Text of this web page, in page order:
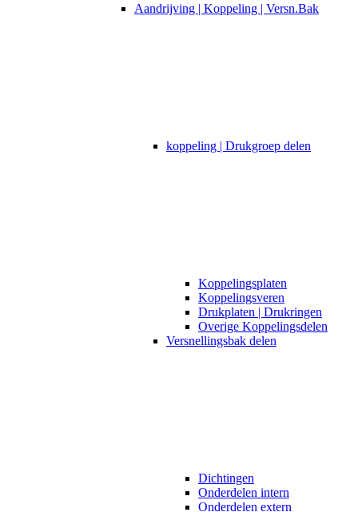
Aandrijving | Koppeling | Versn.Bak
koppeling | Drukgroep delen
Koppelingsplaten
Koppelingsveren
Drukplaten | Drukringen
Overige Koppelingsdelen
Versnellingsbak delen
Dichtingen
Onderdelen intern
Onderdelen extern